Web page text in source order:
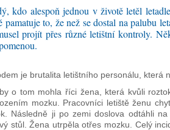
kdo alespoň jednou v životě letěl
pamatuje to, že než se dostal na palubu
projít přes různé letištní kontroly.
je brutalita letištního personálu, která
o tom mohla říci žena, která kvůli
mozku. Pracovníci letiště ženu
Následně ji po zemi doslova odtáhli na
stůl. Žena utrpěla otřes mozku. Celý